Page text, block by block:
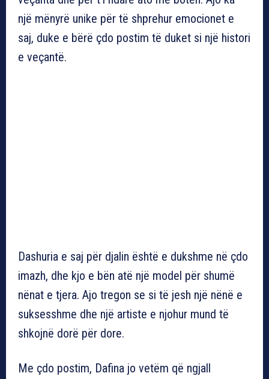
një mënyrë unike për të shprehur emocionet e
saj, duke e bërë çdo postim të duket si një histori
e veçantë.
Dashuria e saj për djalin është e dukshme në çdo
imazh, dhe kjo e bën atë një model për shumë
nënat e tjera. Ajo tregon se si të jesh një nënë e
suksesshme dhe një artiste e njohur mund të
shkojnë dorë për dore.
Me çdo postim, Dafina jo vetëm që ngjall